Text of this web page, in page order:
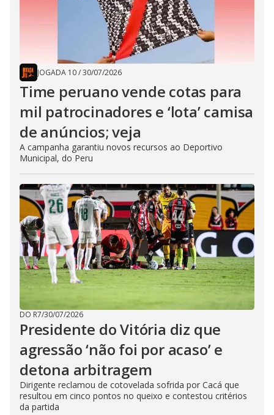
JOGADA 10/30/07/2026
Time peruano vende cotas para
mil patrocinadores e ‘lota’ camisa
de anúncios; veja
A campanha garantiu novos recursos ao Deportivo
Municipal, do Peru
DO R7/30/07/2026
Presidente do Vitória diz que
agressão ‘não foi por acaso’ e
detona arbitragem
Dirigente reclamou de cotovelada sofrida por Cacá que
resultou em cinco pontos no queixo e contestou critérios
da partida